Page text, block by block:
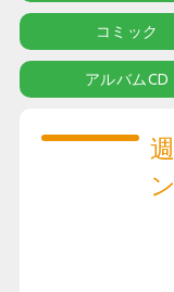
コミック
アルバムCD